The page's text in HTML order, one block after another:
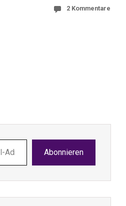
2 Kommentare
Abonnieren